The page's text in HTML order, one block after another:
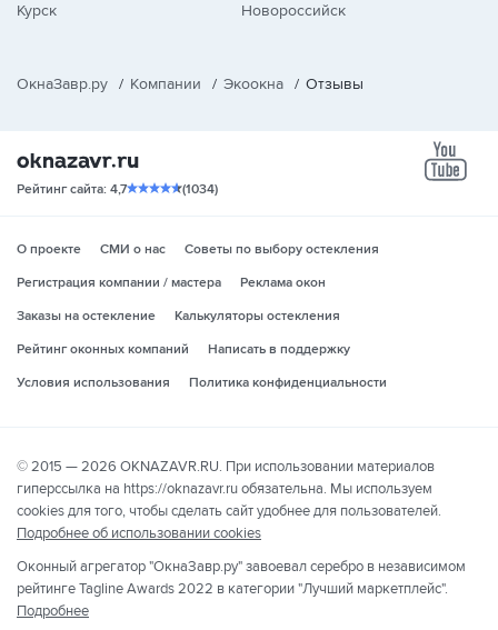
Курск
Новороссийск
ОкнаЗавр.ру / Компании / Экоокна / Отзывы
Рейтинг сайта: 4,7 (1034)
О проекте СМИ о нас
Советы по выбору остекления
Регистрация компании / мастера
Реклама окон
Заказы на остекление
Калькуляторы остекления
Рейтинг оконных компаний
Написать в поддержку
Условия использования
Политика конфиденциальности
© 2015 — 2026 OKNAZAVR.RU. При использовании материалов
гиперссылка на https://oknazavr.ru обязательна. Мы используем
cookies для того, чтобы сделать сайт удобнее для пользователей.
Подробнее об использовании cookies
Оконный агрегатор "ОкнаЗавр.ру" завоевал серебро в независимом
рейтинге Tagline Awards 2022 в категории "Лучший маркетплейс".
Подробнее